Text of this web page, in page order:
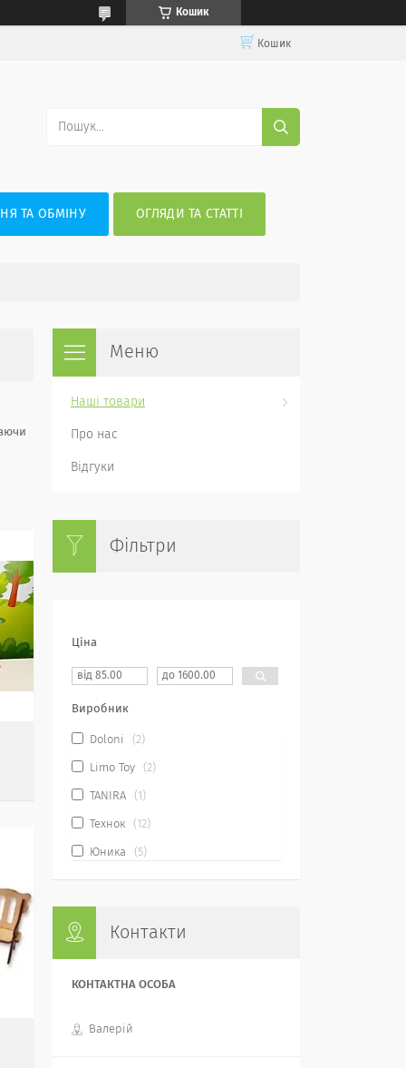
Кошик
Кошик
ТА ОБМІНУ ОГЛЯДИ ТА СТАТТІ
Наші товари
Про нас
Відгуки
Фільтри
Ціна
Виробник
Doloni 2
Limo Toy 2
TANIRA 1
Технок 12
Юника 5
Контакти
Валерій